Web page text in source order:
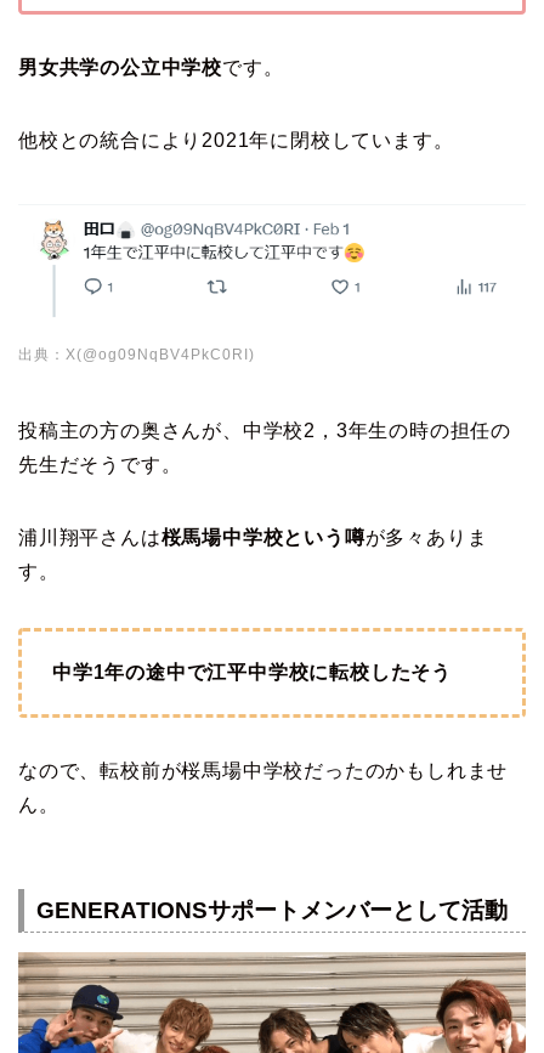
男女共学の公立中学校です。
他校との統合により2021年に閉校しています。
出典：X(@og09NqBV4PkC0RI)
投稿主の方の奥さんが、中学校2，3年生の時の担任の
先生だそうです。
浦川翔平さんは桜馬場中学校という噂が多々ありま
す。
中学1年の途中で江平中学校に転校したそう
なので、転校前が桜馬場中学校だったのかもしれませ
ん。
GENERATIONSサポートメンバーとして活動